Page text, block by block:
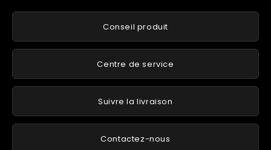
Conseil produit
Centre de service
Suivre la livraison
Contactez-nous